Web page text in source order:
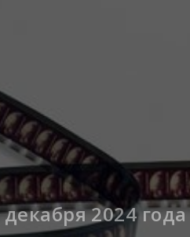
2024 года